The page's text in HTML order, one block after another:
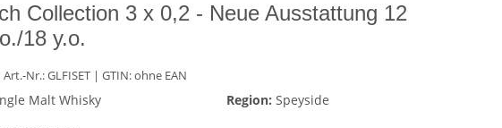
Collection 3 x 0,2 - Neue Ausstattung 12
18 y.o.
Art.-Nr.: GLFISET | GTIN:ohne EAN
Malt Whisky
Region: Speyside